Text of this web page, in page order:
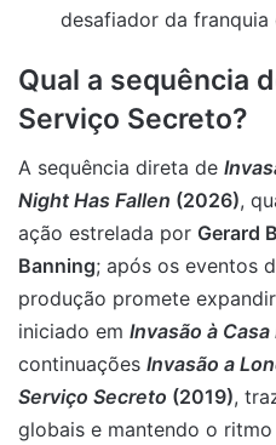
desafiador da franquia
Qual a sequência
Serviço Secreto?
A sequência direta de
Night Has Fallen (2026),
ação estrelada por Gerard
Banning; após os eventos
produção promete
iniciado em Invasão à Casa
continuações Invasão a
Serviço Secreto (2019),
globais e mantendo o